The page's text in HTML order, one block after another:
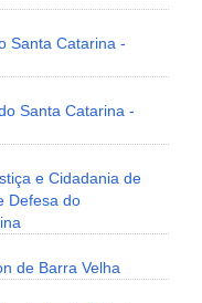
Santa Catarina -
Santa Catarina -
e Cidadania de
Defesa do
de Barra Velha